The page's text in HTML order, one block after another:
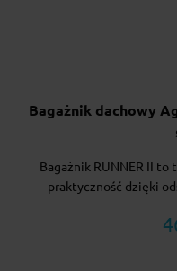
Bagażnik dachowy
Bagażnik RUNNER II to
praktyczność dzięki